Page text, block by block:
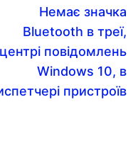
Немає значка
Bluetooth в треї,
центрі повідомлень
Windows 10, в
пристроїв